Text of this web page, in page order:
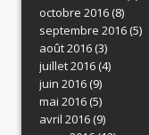
octobre 2016(8)
septembre 2016(5)
août 2016(3)
juillet 2016(4)
juin 2016(9)
mai 2016(5)
avril 2016(9)